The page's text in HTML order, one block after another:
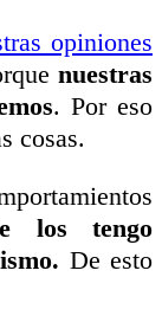
opiniones
nuestras
. Por eso
cosas.
los tengo
De esto